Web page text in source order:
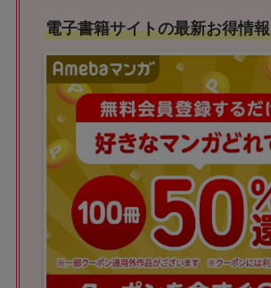
電子書籍サイトの最新お得情報